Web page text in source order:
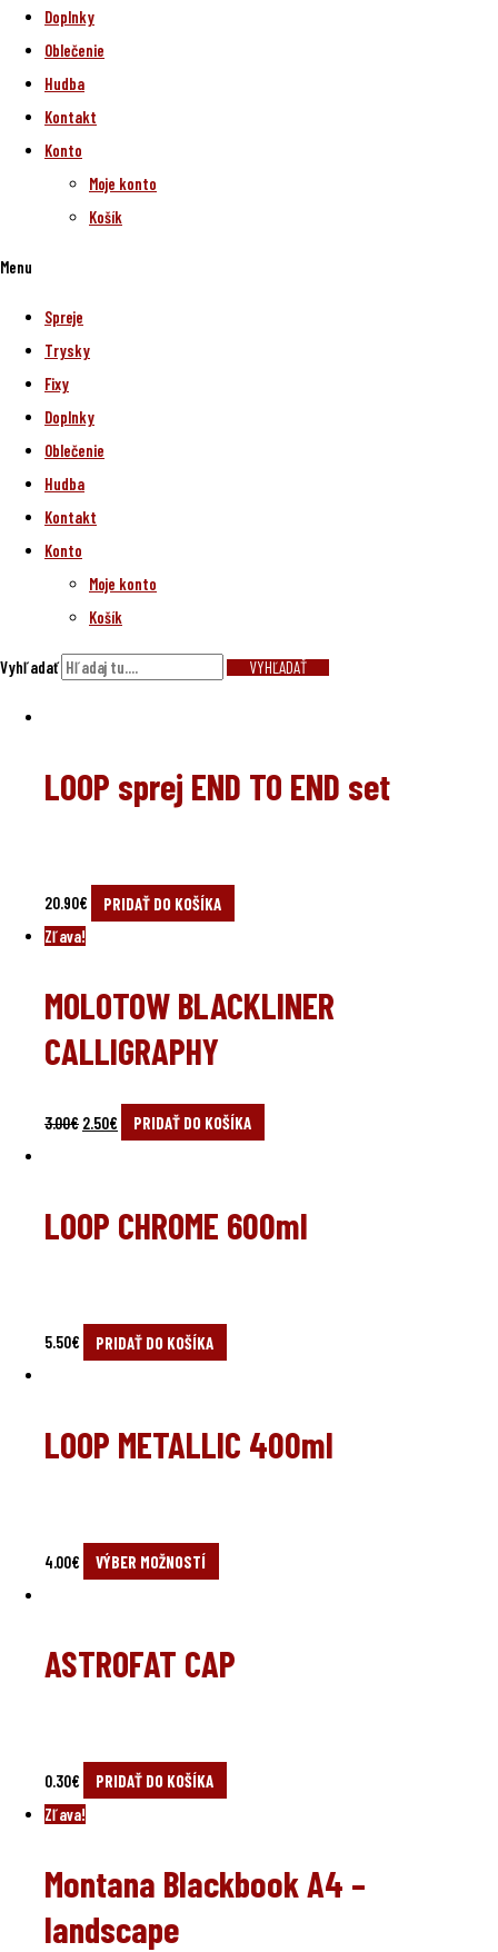
Doplnky
Oblečenie
Hudba
Kontakt
Konto
Moje konto
Košík
Menu
Spreje
Trysky
Fixy
Doplnky
Oblečenie
Hudba
Kontakt
Konto
Moje konto
Košík
Vyhľadať VYHĽADAŤ
LOOP sprej END TO END set
20.90€
PRIDAŤ DO KOŠÍKA
Zľava!
MOLOTOW BLACKLINER
CALLIGRAPHY
3.00€ 2.50€ PRIDAŤ DO KOŠÍKA
LOOP CHROME 600ml
5.50€ PRIDAŤ DO KOŠÍKA
LOOP METALLIC 400ml
4.00€ VÝBER MOŽNOSTÍ
ASTROFAT CAP
0.30€
PRIDAŤ DO KOŠÍKA
Zľava!
Montana Blackbook A4 –
landscape